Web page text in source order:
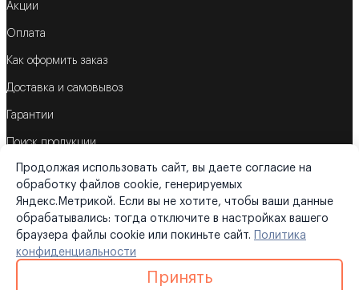
Акции
Оплата
Как оформить заказ
Доставка и самовывоз
Гарантии
Поиск продукции
Корзина
©2026«Трубометрика»
| Карта сайта
Продолжая использовать сайт, вы даете согласие на
обработку файлов cookie, генерируемых
Яндекс.Метрикой. Если вы не хотите, чтобы ваши данные
обрабатывались: тогда отключите в настройках вашего
браузера файлы cookie или покиньте сайт.
Политика
конфиденциальности
Принять